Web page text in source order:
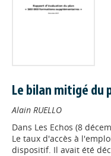
Le bilan mitigé du
Alain RUELLO
Dans Les Echos (8
Le taux d'accès à
dispositif. Il avait été